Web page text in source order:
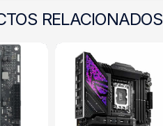
RELACIONADOS